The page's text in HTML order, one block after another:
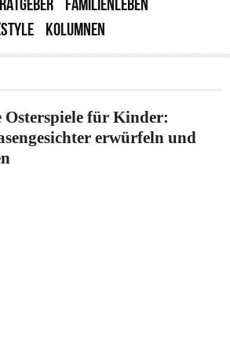
RATGEBER
FAMILIENLEBEN
KOLUMNEN
Osterspiele für Kinder:
erwürfeln und